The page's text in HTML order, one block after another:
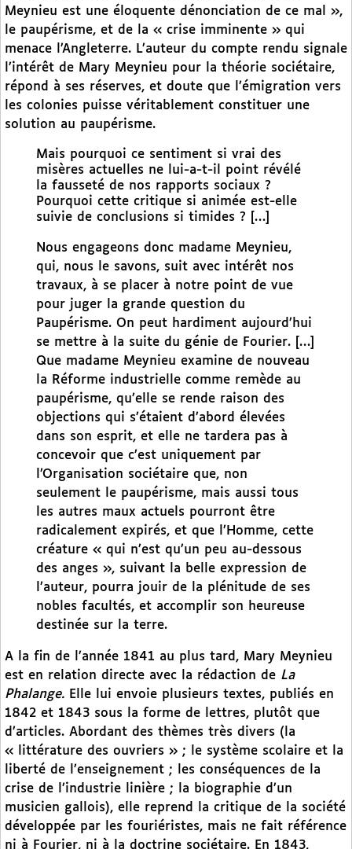
Meynieu est une éloquente dénonciation de ce mal »,
le paupérisme, et de la « crise imminente » qui
menace l’Angleterre. L’auteur du compte rendu signale
l’intérêt de Mary Meynieu pour la théorie sociétaire,
répond à ses réserves, et doute que l’émigration vers
les colonies puisse véritablement constituer une
solution au paupérisme.
Mais pourquoi ce sentiment si vrai des
misères actuelles ne lui-a-t-il point révélé
la fausseté de nos rapports sociaux ?
Pourquoi cette critique si animée est-elle
suivie de conclusions si timides ? […]
Nous engageons donc madame Meynieu,
qui, nous le savons, suit avec intérêt nos
travaux, à se placer à notre point de vue
pour juger la grande question du
Paupérisme. On peut hardiment aujourd’hui
se mettre à la suite du génie de Fourier. […]
Que madame Meynieu examine de nouveau
la Réforme industrielle comme remède au
paupérisme, qu’elle se rende raison des
objections qui s’étaient d’abord élevées
dans son esprit, et elle ne tardera pas à
concevoir que c’est uniquement par
l’Organisation sociétaire que, non
seulement le paupérisme, mais aussi tous
les autres maux actuels pourront être
radicalement expirés, et que l’Homme, cette
créature « qui n’est qu’un peu au-dessous
des anges », suivant la belle expression de
l’auteur, pourra jouir de la plénitude de ses
nobles facultés, et accomplir son heureuse
destinée sur la terre.
A la fin de l’année 1841 au plus tard, Mary Meynieu
est en relation directe avec la rédaction de La
Phalange. Elle lui envoie plusieurs textes, publiés en
1842 et 1843 sous la forme de lettres, plutôt que
d’articles. Abordant des thèmes très divers (la
« littérature des ouvriers » ; le système scolaire et la
liberté de l’enseignement ; les conséquences de la
crise de l’industrie linière ; la biographie d’un
musicien gallois), elle reprend la critique de la société
développée par les fouriéristes, mais ne fait référence
ni à Fourier, ni à la doctrine sociétaire. En 1843,